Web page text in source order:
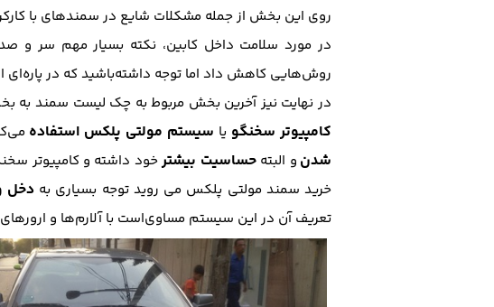
روی این بخش از جمله مشکلات شایع در سمند‌های با
در مورد سلامت داخل کابین، نکته بسیار مهم سر و
روش‌هایی کاهش داد اما توجه داشته‌باشید که در پاره‌ای
در نهایت نیز آخرین بخش مربوط به چک لیست سمند به
کامپیوتر سخنگو یا سیستم مولتی پلکس استفاده
شدن و البتهحساسیت بیشترخود داشته و کامپیوتر
خرید سمند مولتی پلکس می روید توجه بسیاری بهدخل
تعریف آن در این سیستم مساوی‌است با آلارم‌ها و ارور‌های